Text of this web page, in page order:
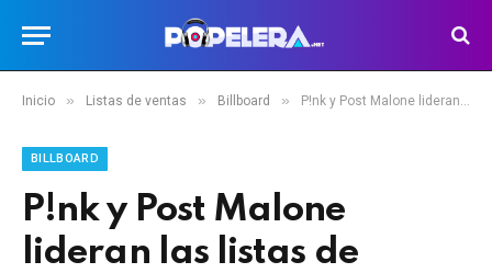
Inicio » Listas de ventas » Billboard » P!nk y Post Malone lideran las listas de ventas estadounidenses
BILLBOARD
P!nk y Post Malone
lideran las listas de